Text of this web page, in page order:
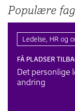
Populære fag
Ledelse, HR og
FÅ PLADSER
Det per­sonlige
andring